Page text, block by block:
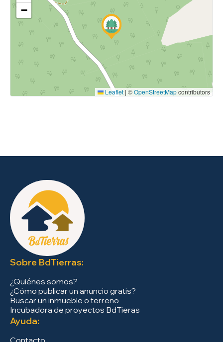
−
Leaflet | ©OpenStreetMapcontributors
Sobre BdTierras:
¿Quiénes somos?
¿Cómo publicar un anuncio gratis?
Buscar un inmueble o terreno
Incubadora de proyectos BdTieras
Ayuda: